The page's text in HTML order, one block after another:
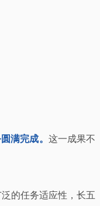
满完成。 这一成果不
的任务适应性，长五